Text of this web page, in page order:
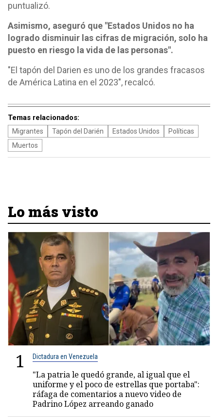
puntualizó.
Asimismo, aseguró que "Estados Unidos no ha
logrado disminuir las cifras de migración, solo ha
puesto en riesgo la vida de las personas".
"El tapón del Darien es uno de los grandes fracasos
de América Latina en el 2023", recalcó.
Temas relacionados:
Migrantes Tapón del Darién Estados Unidos
Políticas
Muertos
Lo más visto
1 Dictadura en Venezuela
"La patria le quedó grande, al igual que el
uniforme y el poco de estrellas que portaba":
ráfaga de comentarios a nuevo video de
Padrino López arreando ganado